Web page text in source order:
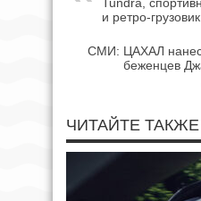
и ретро-
СМИ: ЦАХАЛ нанес
беженцев
ЧИТАЙТЕ ТАКЖЕ